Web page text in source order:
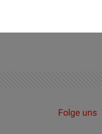
Folge uns